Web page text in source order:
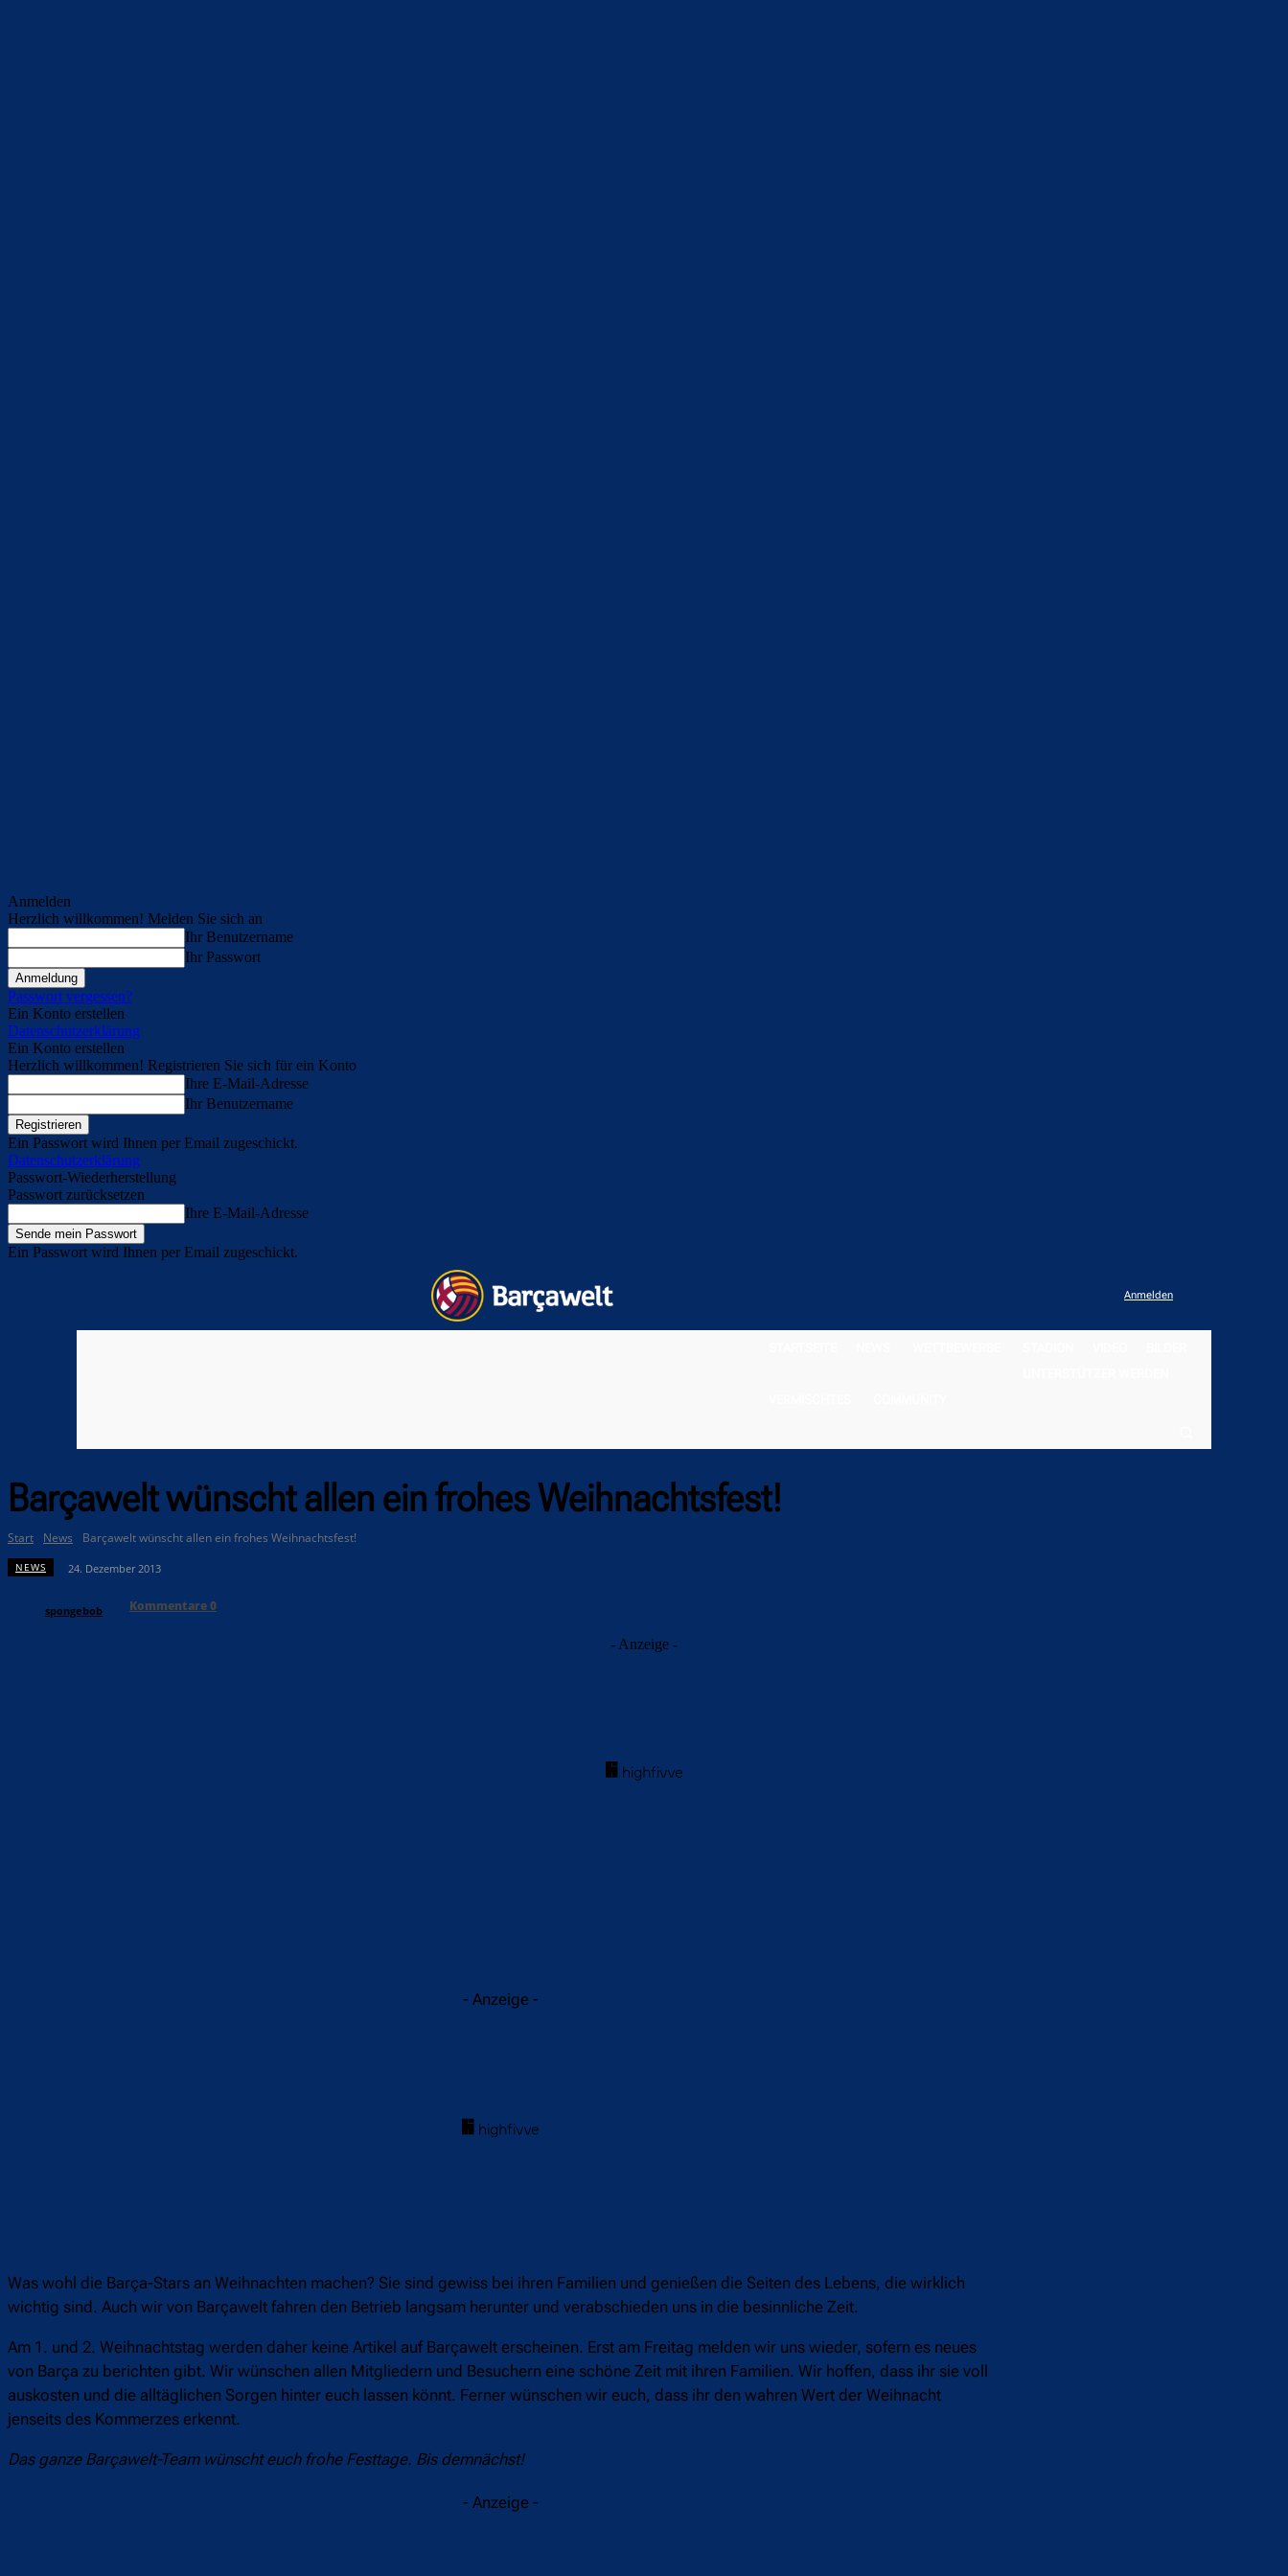
Anmelden
Herzlich willkommen! Melden Sie sich an
Ihr Benutzername
Ihr Passwort
Passwort vergessen?
Ein Konto erstellen
Datenschutzerklärung
Ein Konto erstellen
Herzlich willkommen! Registrieren Sie sich für ein Konto
Ihre E-Mail-Adresse
Ihr Benutzername
Ein Passwort wird Ihnen per Email zugeschickt.
Datenschutzerklärung
Passwort-Wiederherstellung
Passwort zurücksetzen
Ihre E-Mail-Adresse
Ein Passwort wird Ihnen per Email zugeschickt.
Anmelden
Barçawelt wünscht allen ein frohes Weihnachtsfest!
Start News Barçawelt wünscht allen ein frohes Weihnachtsfest!
NEWS 24. Dezember 2013
spongebob Kommentare0
- Anzeige -
- Anzeige -
Was wohl die Barça-Stars an Weihnachten machen? Sie sind gewiss bei ihren Familien und genießen die Seiten des Lebens, die wirklich
wichtig sind. Auch wir von Barçawelt fahren den Betrieb langsam herunter und verabschieden uns in die besinnliche Zeit.
Am 1. und 2. Weihnachtstag werden daher keine Artikel auf Barçawelt erscheinen. Erst am Freitag melden wir uns wieder, sofern es neues
von Barça zu berichten gibt. Wir wünschen allen Mitgliedern und Besuchern eine schöne Zeit mit ihren Familien. Wir hoffen, dass ihr sie voll
auskosten und die alltäglichen Sorgen hinter euch lassen könnt. Ferner wünschen wir euch, dass ihr den wahren Wert der Weihnacht
jenseits des Kommerzes erkennt.
Das ganze Barçawelt-Team wünscht euch frohe Festtage. Bis demnächst!
- Anzeige -